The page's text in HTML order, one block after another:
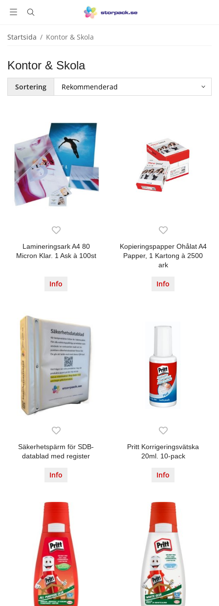
Startsida / Kontor & Skola
Kontor & Skola
Sortering
Lamineringsark A4 80
Micron Klar. 1 Ask à 100st
Info
Kopieringspapper Ohålat A4
Papper, 1 Kartong à 2500
ark
Info
Säkerhetspärm för SDB-
datablad med register
Info
Pritt Korrigeringsvätska
20ml. 10-pack
Info